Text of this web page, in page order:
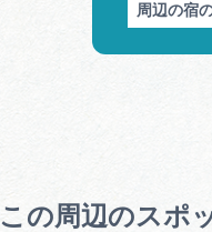
周辺の宿
この周辺のスポ